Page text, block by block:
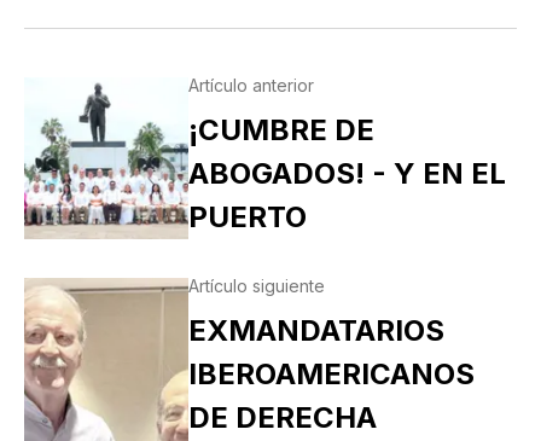
Artículo anterior
¡CUMBRE DE
ABOGADOS! - Y EN EL
PUERTO
Artículo siguiente
EXMANDATARIOS
IBEROAMERICANOS
DE DERECHA